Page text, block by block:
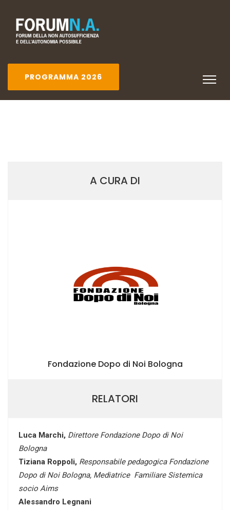
PROGRAMMA 2026
A CURA DI
Fondazione Dopo di Noi Bologna
RELATORI
Luca Marchi, Direttore Fondazione Dopo di Noi
Bologna
Tiziana Roppoli, Responsabile pedagogica Fondazione
Dopo di Noi Bologna, Mediatrice Familiare Sistemica
socio Aims
Alessandro Legnani